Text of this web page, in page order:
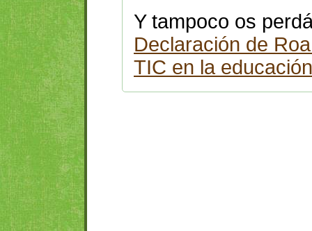
Y tampoco os
Declaración de
TIC en la educación